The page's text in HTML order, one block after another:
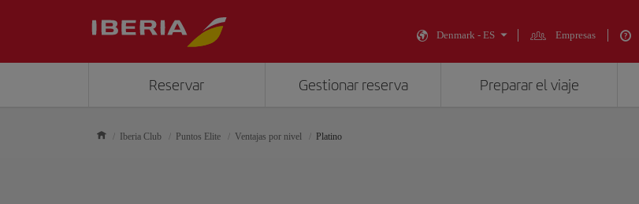
Denmark - ES Empresas
Reservar Gestionar reserva Preparar el viaje
Iberia Club Puntos Elite Ventajas por nivel Platino